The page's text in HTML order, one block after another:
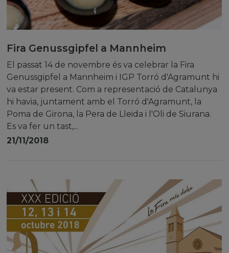
Fira Genussgipfel a Mannheim
El passat 14 de novembre és va celebrar la Fira
Genussgipfel a Mannheim i IGP Torró d'Agramunt hi
va estar present. Com a representació de Catalunya
hi havia, juntament amb el Torró d'Agramunt, la
Poma de Girona, la Pera de Lleida i l'Oli de Siurana.
Es va fer un tast,...
21/11/2018